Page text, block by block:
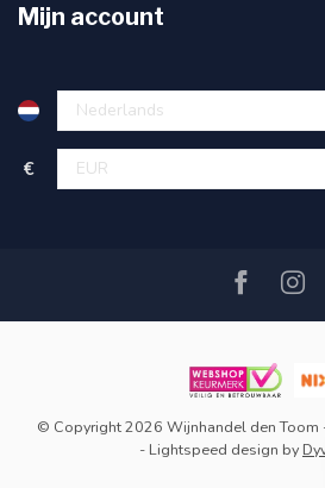
Mijn account
€
© Copyright 2026 Wijnhandel den Toom
- Lightspeed design by